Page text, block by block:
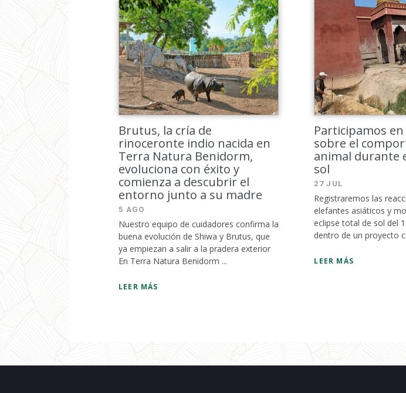
Brutus, la cría de
rinoceronte indio nacida en
Terra Natura Benidorm,
evoluciona con éxito y
comienza a descubrir el
entorno junto a su madre
5 AGO
Nuestro equipo de cuidadores confirma la
buena evolución de Shiwa y Brutus, que
ya empiezan a salir a la pradera exterior
En Terra Natura Benidorm ...
LEER MÁS
Participamos
sobre el
animal durante
sol
27 JUL
Registraremos las
elefantes asiáticos y
eclipse total de sol del
dentro de un proyecto
LEER MÁS